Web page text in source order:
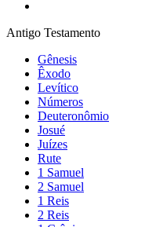
Antigo Testamento
Gênesis
Êxodo
Levítico
Números
Deuteronômio
Josué
Juízes
Rute
1 Samuel
2 Samuel
1 Reis
2 Reis